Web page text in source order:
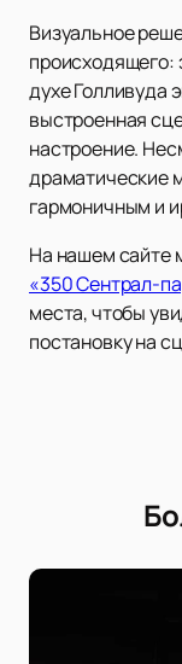
Визуальное
происходящего:
духе Голливуда
выстроенная
настроение.
драматические
гармоничным и
На нашем сайте
«350 Сентрал-
места, чтобы
постановку на